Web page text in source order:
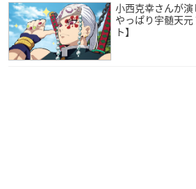
ており、今年で51歳を迎えます。
ミキサーの仕事の傍ら行っていたナレ
ったことと、弟の野島健児
いたことから、自身も声優を目指すこ
小西克幸さんが演
やっぱり宇髄天
ト】